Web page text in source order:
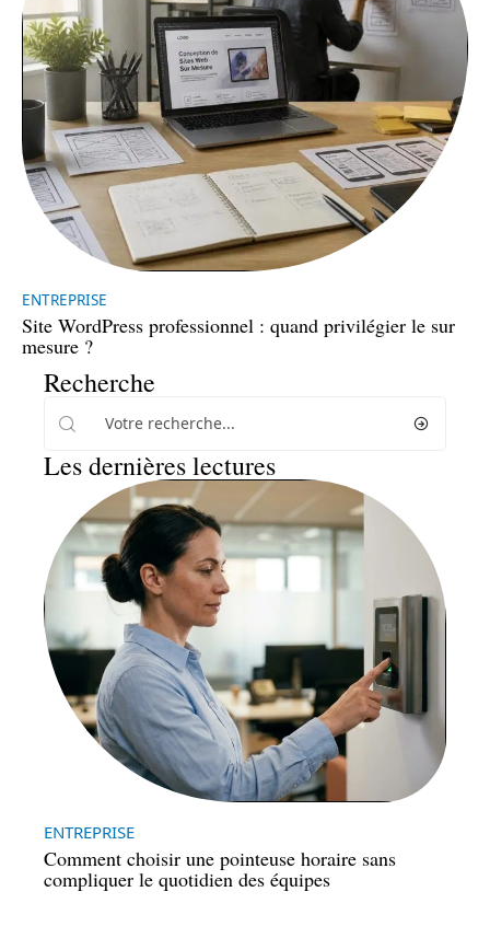
ENTREPRISE
Site WordPress professionnel : quand privilégier le sur
mesure ?
Recherche
Les dernières lectures
ENTREPRISE
Comment choisir une pointeuse horaire sans
compliquer le quotidien des équipes